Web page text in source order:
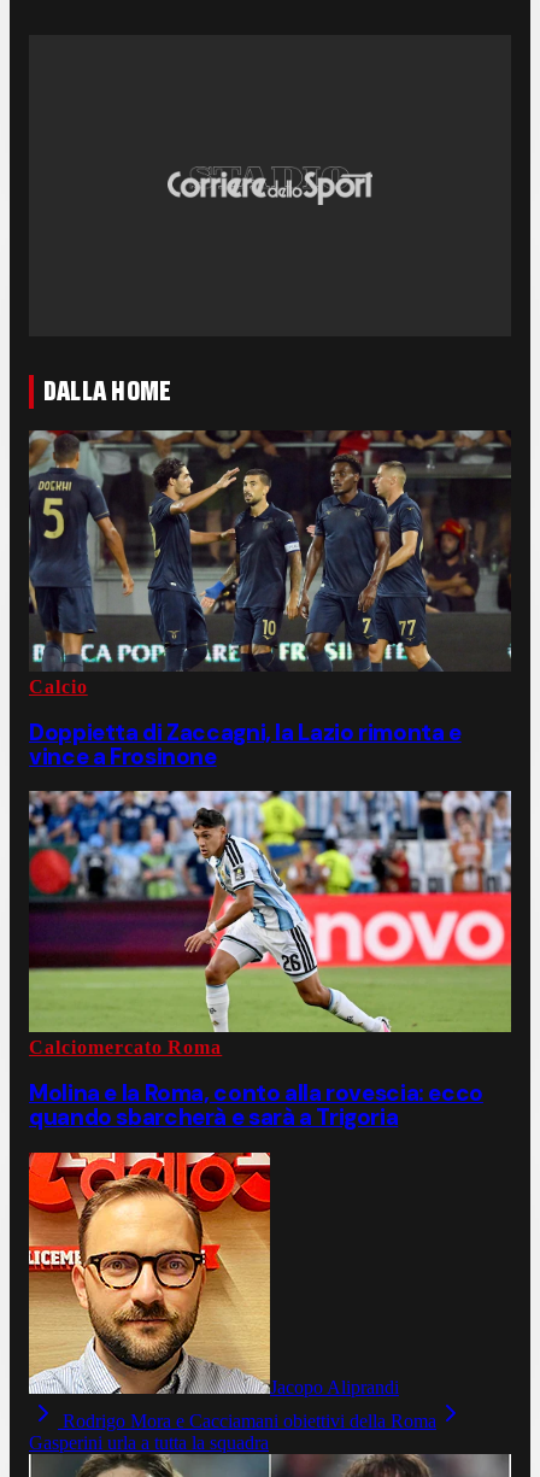
DALLA HOME
Calcio
Doppietta di Zaccagni, la Lazio rimonta e
vince a Frosinone
Calciomercato Roma
Molina e la Roma, conto alla rovescia: ecco
quando sbarcherà e sarà a Trigoria
Jacopo Aliprandi
Rodrigo Mora e Cacciamani obiettivi della Roma
Gasperini urla a tutta la squadra